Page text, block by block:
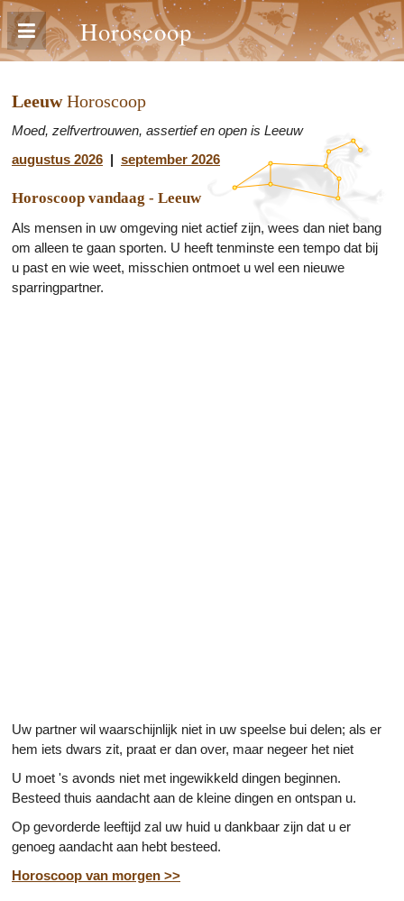
Horoscoop
LeeuwHoroscoop
Moed, zelfvertrouwen, assertief en open is Leeuw
augustus 2026 | september 2026
Horoscoop vandaag - Leeuw
Als mensen in uw omgeving niet actief zijn, wees dan niet bang
om alleen te gaan sporten. U heeft tenminste een tempo dat bij
u past en wie weet, misschien ontmoet u wel een nieuwe
sparringpartner.
Uw partner wil waarschijnlijk niet in uw speelse bui delen; als er
hem iets dwars zit, praat er dan over, maar negeer het niet
U moet 's avonds niet met ingewikkeld dingen beginnen.
Besteed thuis aandacht aan de kleine dingen en ontspan u.
Op gevorderde leeftijd zal uw huid u dankbaar zijn dat u er
genoeg aandacht aan hebt besteed.
Horoscoop van morgen >>